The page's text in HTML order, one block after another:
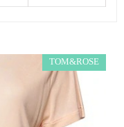
TOM&ROSE